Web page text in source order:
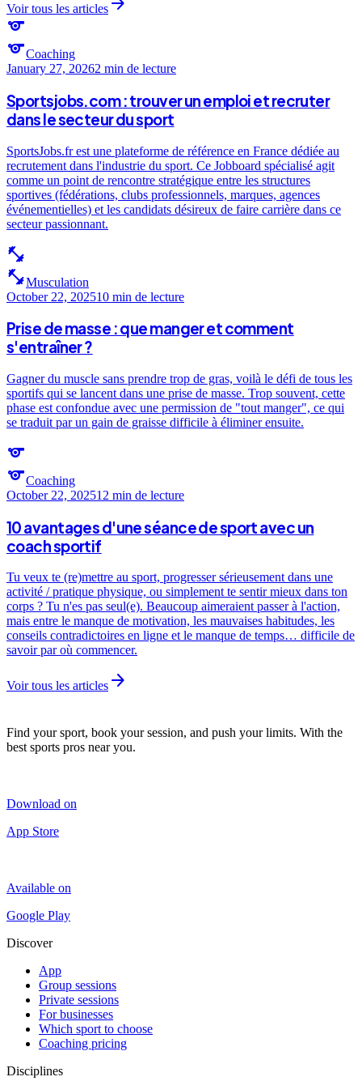
Voir tous les articles
sports
sportsCoaching
January 27, 20262 min de lecture
Sportsjobs.com : trouver un emploi et recruter
dans le secteur du sport
SportsJobs.fr est une plateforme de référence en France dédiée au
recrutement dans l'industrie du sport. Ce Jobboard spécialisé agit
comme un point de rencontre stratégique entre les structures
sportives (fédérations, clubs professionnels, marques, agences
événementielles) et les candidats désireux de faire carrière dans ce
secteur passionnant.
fitness_center
fitness_centerMusculation
October 22, 202510 min de lecture
Prise de masse : que manger et comment
s'entraîner ?
Gagner du muscle sans prendre trop de gras, voilà le défi de tous les
sportifs qui se lancent dans une prise de masse. Trop souvent, cette
phase est confondue avec une permission de "tout manger", ce qui
se traduit par un gain de graisse difficile à éliminer ensuite.
sports
sportsCoaching
October 22, 202512 min de lecture
10 avantages d'une séance de sport avec un
coach sportif
Tu veux te (re)mettre au sport, progresser sérieusement dans une
activité / pratique physique, ou simplement te sentir mieux dans ton
corps ? Tu n'es pas seul(e). Beaucoup aimeraient passer à l'action,
mais entre le manque de motivation, les mauvaises habitudes, les
conseils contradictoires en ligne et le manque de temps… difficile de
savoir par où commencer.
Voir tous les articles arrow_forward
Find your sport, book your session, and push your limits. With the
best sports pros near you.
Download on
App Store
Available on
Google Play
Discover
App
Group sessions
Private sessions
For businesses
Which sport to choose
Coaching pricing
Disciplines